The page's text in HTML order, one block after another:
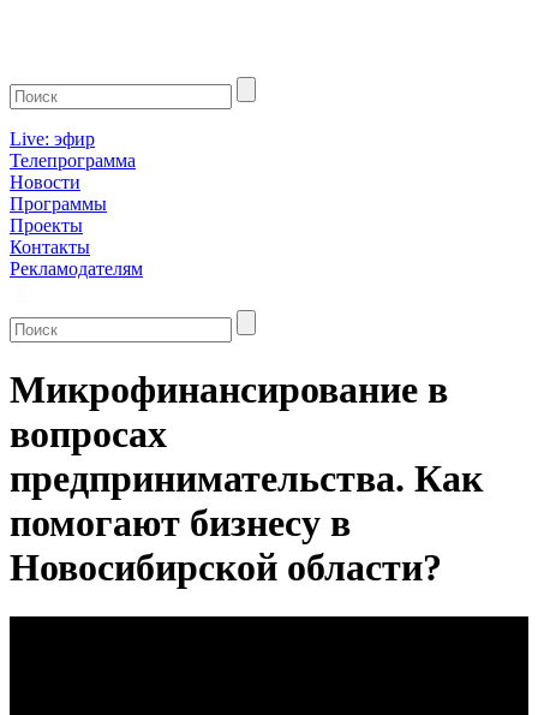
Live: эфир
Телепрограмма
Новости
Программы
Проекты
Контакты
Рекламодателям
Микрофинансирование в
вопросах
предпринимательства. Как
помогают бизнесу в
Новосибирской области?